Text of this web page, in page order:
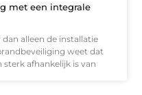
met een integrale
alleen de installatie
weet dat
afhankelijk is van